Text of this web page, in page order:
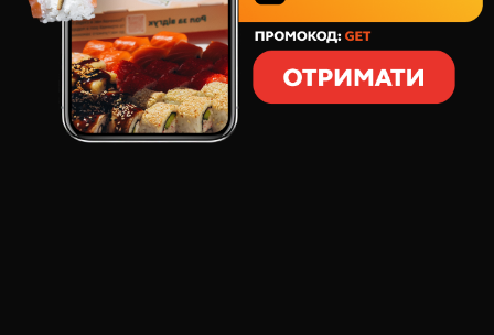
СКЛАД:
Напій газований "Тархун", ТМ Zandukeli,
безалкогольний